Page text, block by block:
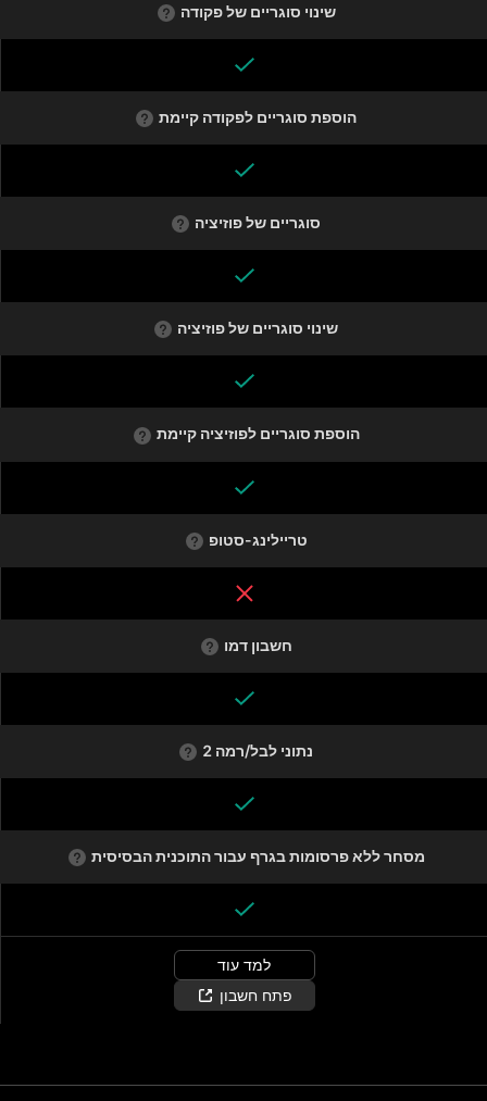
שינוי סוגריים של פקודה
הוספת סוגריים לפקודה קיימת
סוגריים של פוזיציה
שינוי סוגריים של פוזיציה
הוספת סוגריים לפוזיציה קיימת
טריילינג-סטופ
חשבון דמו
נתוני לבל/רמה 2
מסחר ללא פרסומות בגרף עבור התוכנית הבסיסית
למד עוד
פתח חשבון